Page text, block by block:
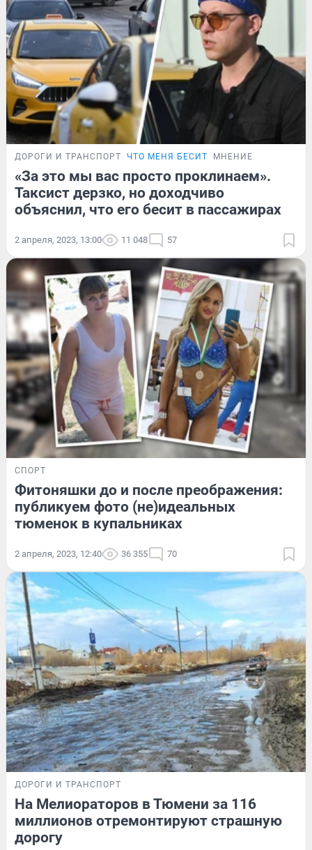
ДОРОГИ И ТРАНСПОРТ ЧТО МЕНЯ БЕСИТ МНЕНИЕ
«За это мы вас просто проклинаем».
Таксист дерзко, но доходчиво
объяснил, что его бесит в пассажирах
2 апреля, 2023, 13:00 11 048 57
СПОРТ
Фитоняшки до и после преображения:
публикуем фото (не)идеальных
тюменок в купальниках
2 апреля, 2023, 12:40 36 355 70
ДОРОГИ И ТРАНСПОРТ
На Мелиораторов в Тюмени за 116
миллионов отремонтируют страшную
дорогу